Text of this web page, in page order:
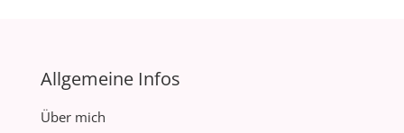
Allgemeine Infos
Über mich